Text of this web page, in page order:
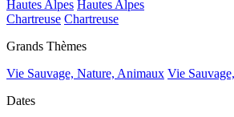
Hautes Alpes Hautes Alpes
Chartreuse Chartreuse
Grands Thèmes
Vie Sauvage, Nature, Animaux Vie
Dates